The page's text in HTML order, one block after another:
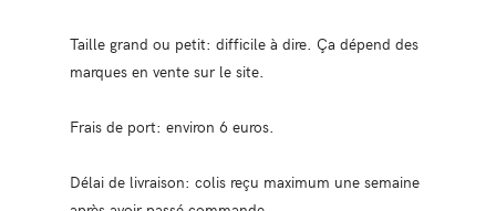
Taille grand ou petit: difficile à dire. Ça dépend des
marques en vente sur le site.
Frais de port: environ 6 euros.
Délai de livraison: colis reçu maximum une semaine